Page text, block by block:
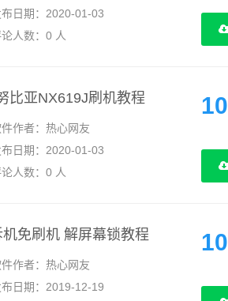
布日期：2020-01-03
人数：0 人
比亚NX619J刷机教程
作者：热心网友
布日期：2020-01-03
人数：0 人
10
免刷机 解屏幕锁教程
作者：热心网友
布日期：2019-12-19
10